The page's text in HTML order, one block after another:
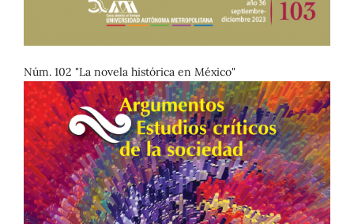
Núm. 102 "La novela histórica en México"